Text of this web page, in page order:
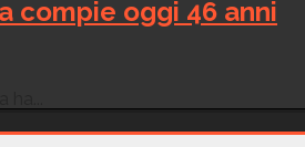
compie oggi 46 anni